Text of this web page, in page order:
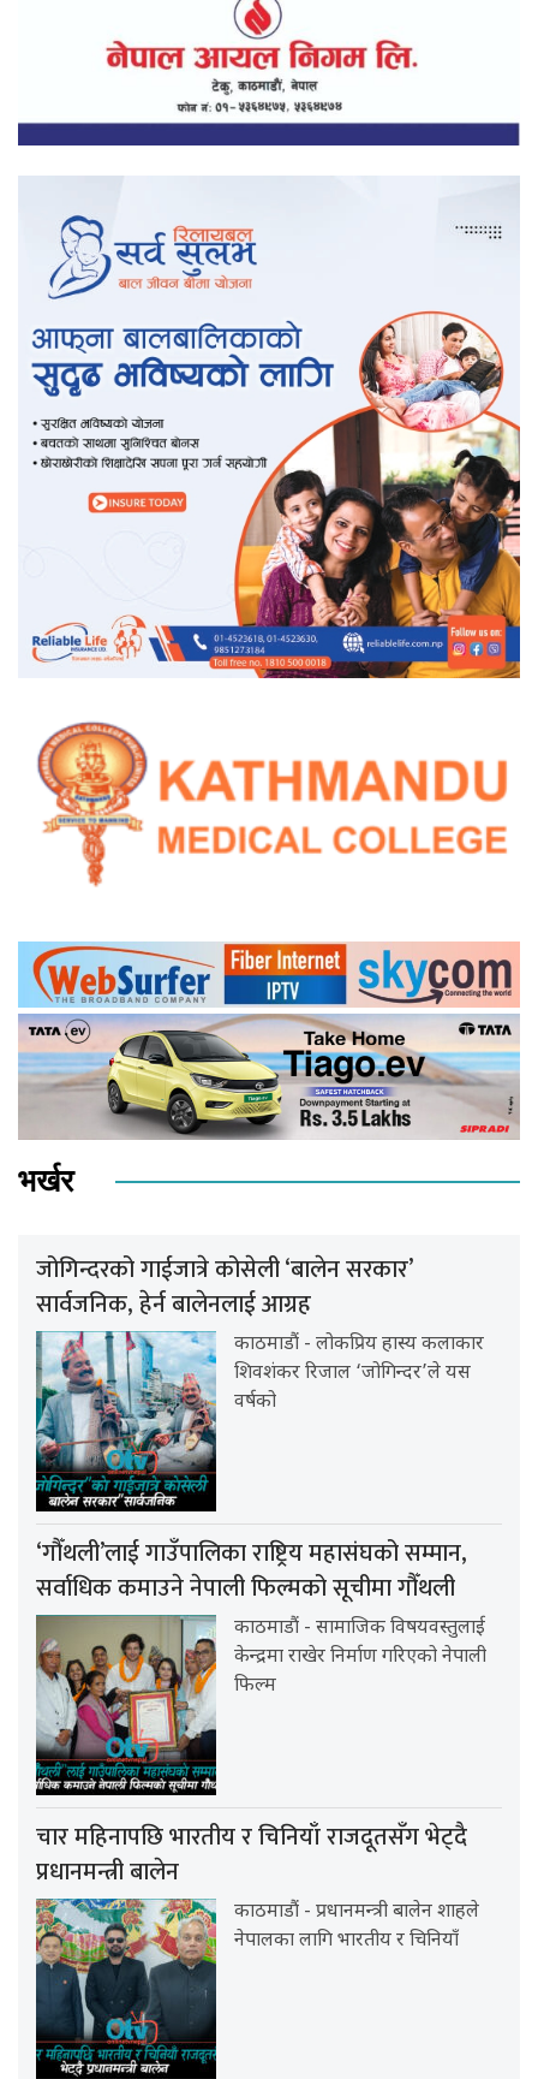
भर्खर
जोगिन्दरको गाईजात्रे कोसेली ‘बालेन सरकार’
सार्वजनिक, हेर्न बालेनलाई आग्रह
काठमाडौं - लोकप्रिय हास्य कलाकार
शिवशंकर रिजाल ‘जोगिन्दर’ले यस
वर्षको
‘गौँथली’लाई गाउँपालिका राष्ट्रिय महासंघको सम्मान,
सर्वाधिक कमाउने नेपाली फिल्मको सूचीमा गौँथली
काठमाडौं - सामाजिक विषयवस्तुलाई
केन्द्रमा राखेर निर्माण गरिएको नेपाली
फिल्म
चार महिनापछि भारतीय र चिनियाँ राजदूतसँग भेट्दै
प्रधानमन्त्री बालेन
काठमाडौं - प्रधानमन्त्री बालेन शाहले
नेपालका लागि भारतीय र चिनियाँ